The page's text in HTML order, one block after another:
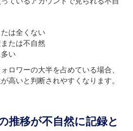
は全くない
たは不自然
い
ロワーの大半を占めている場合、
高いと判断されやすくなります。
推移が不自然に記録と